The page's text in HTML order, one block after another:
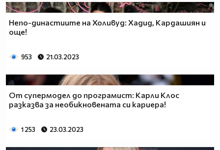
Непо-династиите на Холивуд: Хадид, Кардашиян и
още!
953 21.03.2023
От супермодел до програмист: Карли Клос
разказва за необикновената си кариера!
1 253 23.03.2023